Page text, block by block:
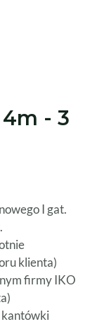
4m - 3
I gat.
klienta)
firmy IKO
kantówki